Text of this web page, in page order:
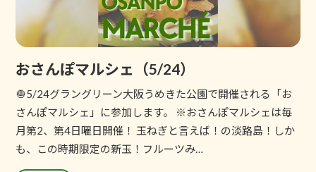
おさんぽマルシェ（5/24）
🧅5/24グラングリーン大阪うめきた公園で開催される「お
さんぽマルシェ」に参加します。 ※おさんぽマルシェは毎
月第2、第4日曜日開催！ 玉ねぎと言えば！の淡路島！しか
も、この時期限定の新玉！フルーツみ…